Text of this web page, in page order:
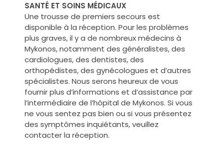
SANTÉ ET SOINS MÉDICAUX
Une trousse de premiers secours est
disponible à la réception. Pour les problèmes
plus graves, il y a de nombreux médecins à
Mykonos, notamment des généralistes, des
cardiologues, des dentistes, des
orthopédistes, des gynécologues et d’autres
spécialistes. Nous serons heureux de vous
fournir plus d’informations et d’assistance par
l’intermédiaire de l’hôpital de Mykonos. Si vous
ne vous sentez pas bien ou si vous présentez
des symptômes inquiétants, veuillez
contacter la réception.